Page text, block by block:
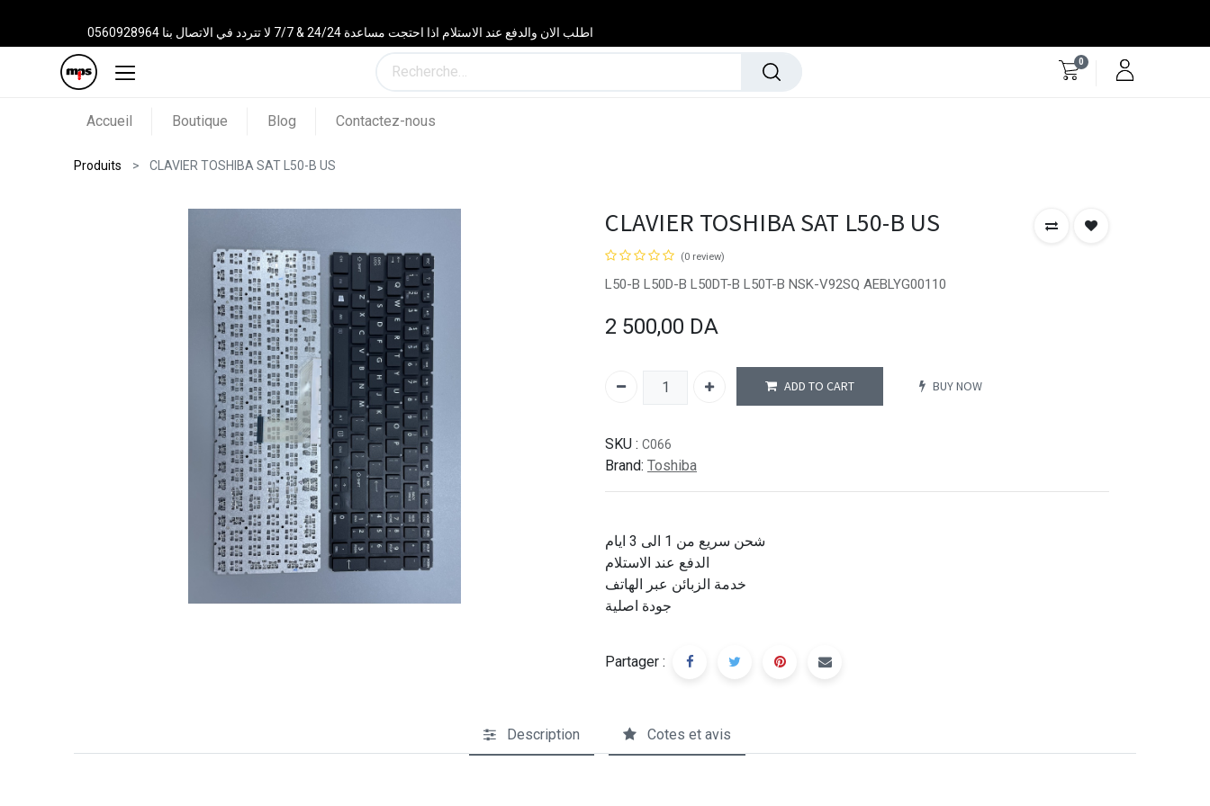
اطلب الان والدفع عند الاستلام اذا احتجت مساعدة 24/24 & 7/7 لا تتردد في الاتصال بنا 0560928964
0
Accueil Boutique Blog Contactez-nous
Produits CLAVIER TOSHIBA SAT L50-B US
CLAVIER TOSHIBA SAT L50-B US
(0 review)
L50-B L50D-B L50DT-B L50T-B NSK-V92SQ AEBLYG00110
2 500,00 DA
ADD TO CART BUY NOW
SKU : C066
Brand: Toshiba
شحن سريع من 1 الى 3 ايام
الدفع عند الاستلام
خدمة الزبائن عبر الهاتف
جودة اصلية
Partager :
Description Cotes et avis